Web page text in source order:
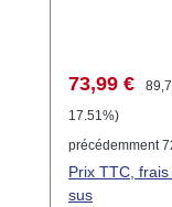
connecté au
module LCN.
excellent
contacts
avec une
Prix de
73,99 € Prix
17.51%)
précédemment
Prix TTC,
sus